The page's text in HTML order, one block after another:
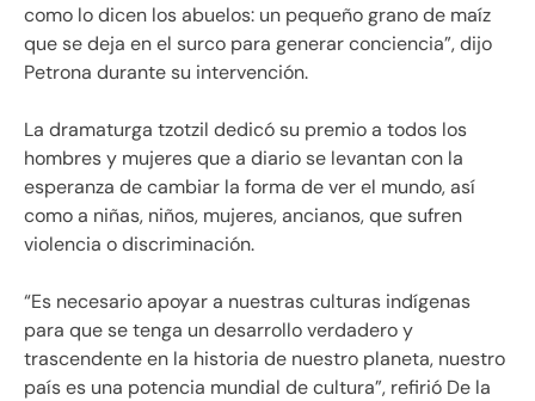
como lo dicen los abuelos: un pequeño grano de maíz
que se deja en el surco para generar conciencia”, dijo
Petrona durante su intervención.
La dramaturga tzotzil dedicó su premio a todos los
hombres y mujeres que a diario se levantan con la
esperanza de cambiar la forma de ver el mundo, así
como a niñas, niños, mujeres, ancianos, que sufren
violencia o discriminación.
“Es necesario apoyar a nuestras culturas indígenas
para que se tenga un desarrollo verdadero y
trascendente en la historia de nuestro planeta, nuestro
país es una potencia mundial de cultura”, refirió De la